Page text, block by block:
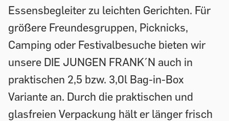
Essensbegleiter zu leichten Gerichten. Für
größere Freundesgruppen, Picknicks,
Camping oder Festivalbesuche bieten wir
unsere DIE JUNGEN FRANK´N auch in
praktischen 2,5 bzw. 3,0l Bag-in-Box
Variante an. Durch die praktischen und
glasfreien Verpackung hält er länger frisch